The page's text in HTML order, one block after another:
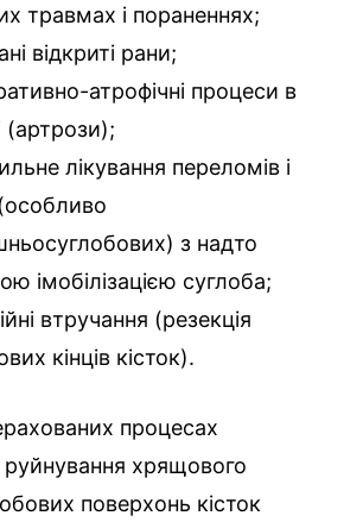
травмах і пораненнях;
відкриті рани;
атрофічні процеси в
(артрози);
лікування переломів і
з надто
імобілізацією суглоба;
втручання (резекція
кінців кісток).
процесах
руйнування хрящового
поверхонь кісток